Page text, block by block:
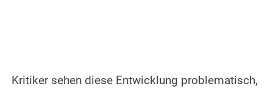
Kritiker sehen diese Entwicklung problematisch,